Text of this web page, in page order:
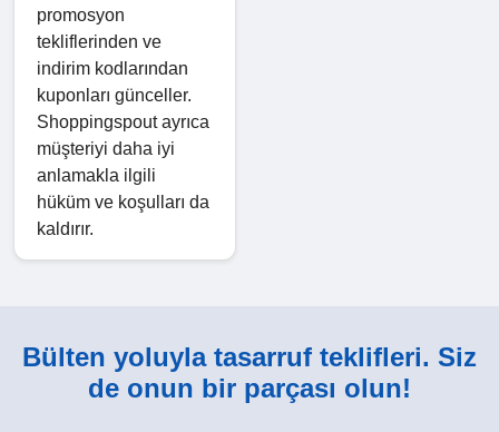
promosyon
tekliflerinden ve
indirim kodlarından
kuponları günceller.
Shoppingspout ayrıca
müşteriyi daha iyi
anlamakla ilgili
hüküm ve koşulları da
kaldırır.
Bülten yoluyla tasarruf teklifleri. Siz
de onun bir parçası olun!